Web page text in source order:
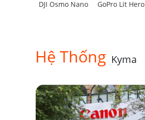
DJI Osmo Nano
GoPro Lit Hero
Hệ Thống Kyma